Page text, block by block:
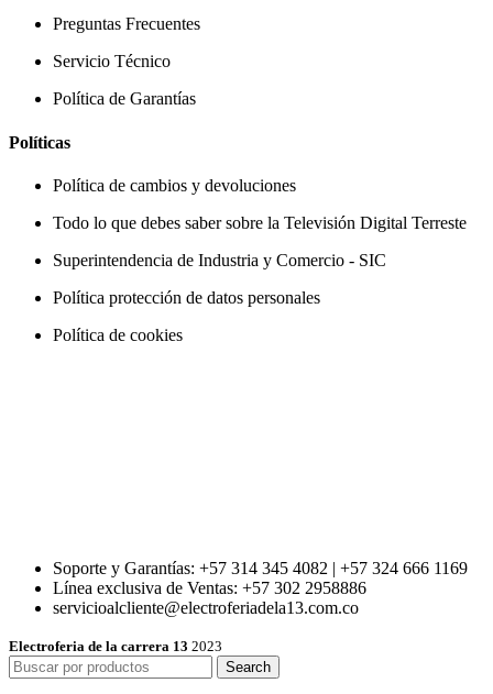
Preguntas Frecuentes
Servicio Técnico
Política de Garantías
Políticas
Política de cambios y devoluciones
Todo lo que debes saber sobre la Televisión Digital Terreste
Superintendencia de Industria y Comercio - SIC
Política protección de datos personales
Política de cookies
Soporte y Garantías: +57 314 345 4082 | +57 324 666 1169
Línea exclusiva de Ventas: +57 302 2958886
servicioalcliente@electroferiadela13.com.co
Electroferia de la carrera 13 2023
Search